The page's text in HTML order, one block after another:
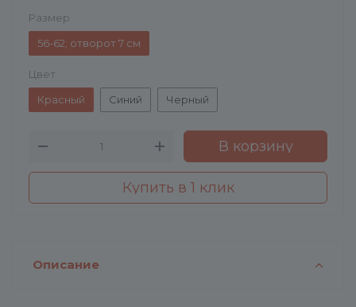
Размер
56-62; отворот 7 см
Цвет
Красный
Синий Черный
В корзину
Купить в 1 клик
Описание